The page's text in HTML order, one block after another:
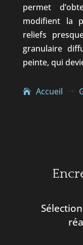
permet
modifient la
reliefs
granulaire
peinte, qui
Accueil $